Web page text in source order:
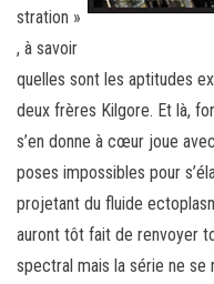
stration »
, à savoir
quelles sont les aptitudes
deux frères Kilgore. Et là,
s’en donne à cœur joue
poses impossibles pour
projetant du fluide
auront tôt fait de renvoyer
spectral mais la série ne se